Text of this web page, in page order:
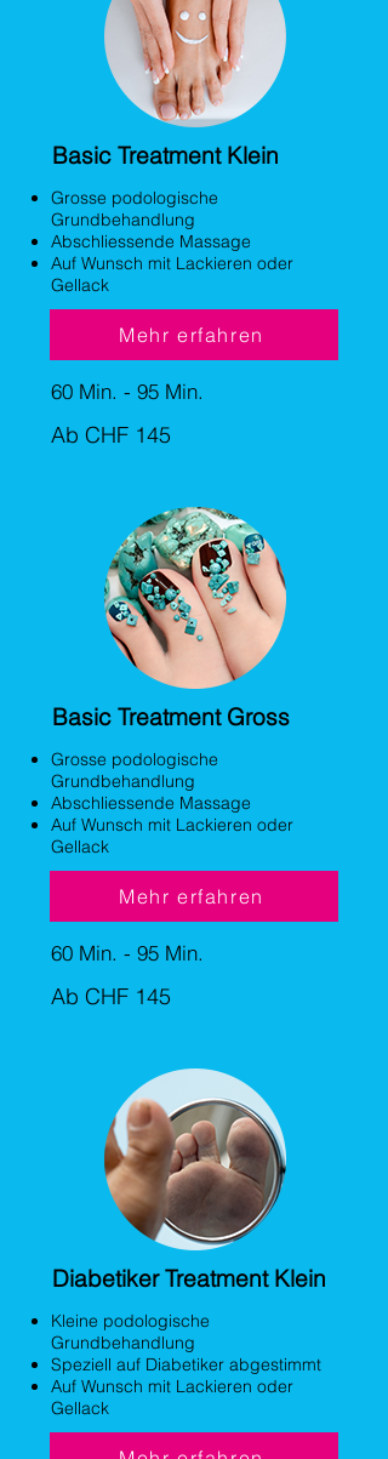
Basic Treatment Klein
Grosse podologische
Grundbehandlung
Abschliessende Massage
Auf Wunsch mit Lackieren oder
Gellack
Mehr erfahren
60 Min. - 95 Min.
Ab CHF 145
Basic Treatment Gross
Grosse podologische
Grundbehandlung
Abschliessende Massage
Auf Wunsch mit Lackieren oder
Gellack
Mehr erfahren
60 Min. - 95 Min.
Ab CHF 145
Diabetiker Treatment Klein
Kleine podologische
Grundbehandlung
Speziell auf Diabetiker abgestimmt
Auf Wunsch mit Lackieren oder
Gellack